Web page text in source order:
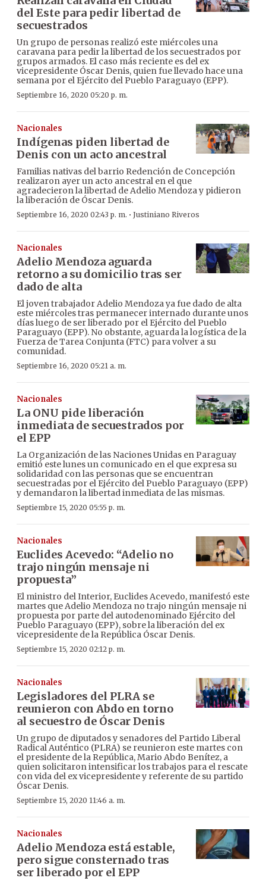
del Este para pedir libertad de
secuestrados
Un grupo de personas realizó este miércoles una
caravana para pedir la libertad de los secuestrados por
grupos armados. El caso más reciente es del ex
vicepresidente Óscar Denis, quien fue llevado hace una
semana por el Ejército del Pueblo Paraguayo (EPP).
Septiembre 16, 2020 05:20 p. m.
Nacionales
Indígenas piden libertad de
Denis con un acto ancestral
Familias nativas del barrio Redención de Concepción
realizaron ayer un acto ancestral en el que
agradecieron la libertad de Adelio Mendoza y pidieron
la liberación de Óscar Denis.
Septiembre 16, 2020 02:43 p. m. · Justiniano Riveros
Nacionales
Adelio Mendoza aguarda
retorno a su domicilio tras ser
dado de alta
El joven trabajador Adelio Mendoza ya fue dado de alta
este miércoles tras permanecer internado durante unos
días luego de ser liberado por el Ejército del Pueblo
Paraguayo (EPP). No obstante, aguarda la logística de la
Fuerza de Tarea Conjunta (FTC) para volver a su
comunidad.
Septiembre 16, 2020 05:21 a. m.
Nacionales
La ONU pide liberación
inmediata de secuestrados por
el EPP
La Organización de las Naciones Unidas en Paraguay
emitió este lunes un comunicado en el que expresa su
solidaridad con las personas que se encuentran
secuestradas por el Ejército del Pueblo Paraguayo (EPP)
y demandaron la libertad inmediata de las mismas.
Septiembre 15, 2020 05:55 p. m.
Nacionales
Euclides Acevedo: “Adelio no
trajo ningún mensaje ni
propuesta”
El ministro del Interior, Euclides Acevedo, manifestó este
martes que Adelio Mendoza no trajo ningún mensaje ni
propuesta por parte del autodenominado Ejército del
Pueblo Paraguayo (EPP), sobre la liberación del ex
vicepresidente de la República Óscar Denis.
Septiembre 15, 2020 02:12 p. m.
Nacionales
Legisladores del PLRA se
reunieron con Abdo en torno
al secuestro de Óscar Denis
Un grupo de diputados y senadores del Partido Liberal
Radical Auténtico (PLRA) se reunieron este martes con
el presidente de la República, Mario Abdo Benítez, a
quien solicitaron intensificar los trabajos para el rescate
con vida del ex vicepresidente y referente de su partido
Óscar Denis.
Septiembre 15, 2020 11:46 a. m.
Nacionales
Adelio Mendoza está estable,
pero sigue consternado tras
ser liberado por el EPP